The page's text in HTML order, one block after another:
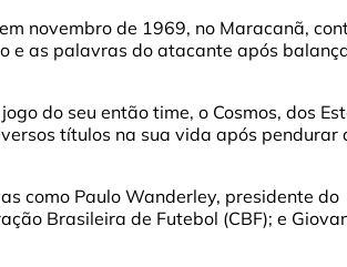
novembro de 1969, no Maracanã,
e as palavras do atacante após
do seu então time, o Cosmos, dos
títulos na sua vida após pendurar
como Paulo Wanderley, presidente do
Brasileira de Futebol (CBF); e